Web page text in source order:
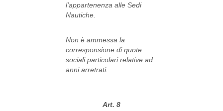
l’appartenenza alle Sedi
Nautiche.
Non è ammessa la
corresponsione di quote
sociali particolari relative ad
anni arretrati.
Art. 8